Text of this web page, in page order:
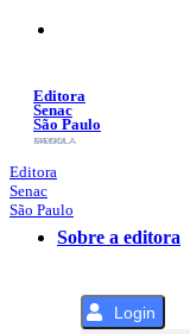
Conteúdo
Editora
Senac
São Paulo
SACOLA
MENU
Editora
Senac
São Paulo
Sobre a editora
Login